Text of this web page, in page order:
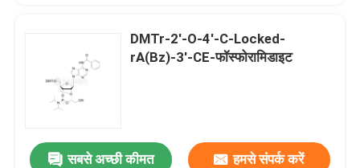
DMTr-2'-O-4'-C-Locked-
rA(Bz)-3'-CE-फॉस्फोरामिडाइट
सबसे अच्छी कीमत हमसे संपर्क करें